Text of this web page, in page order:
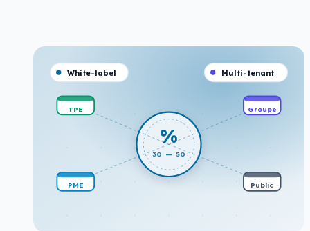
%
30 — 50
TPE
PME
Groupe
Public
White-label Multi-tenant